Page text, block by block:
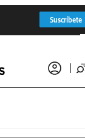
Suscríbete